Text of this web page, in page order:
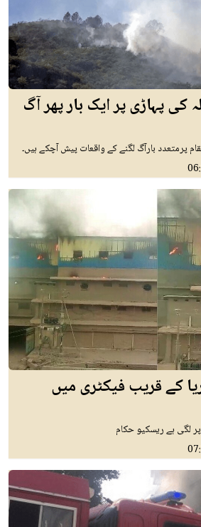
کی پہاڑی پر ایک بار پھر آگ
پرمتعدد بارآگ لگنے کے واقعات پیش آچکے ہیں۔
کے قریب فیکٹری میں
لگی ہے ریسکیو حکام